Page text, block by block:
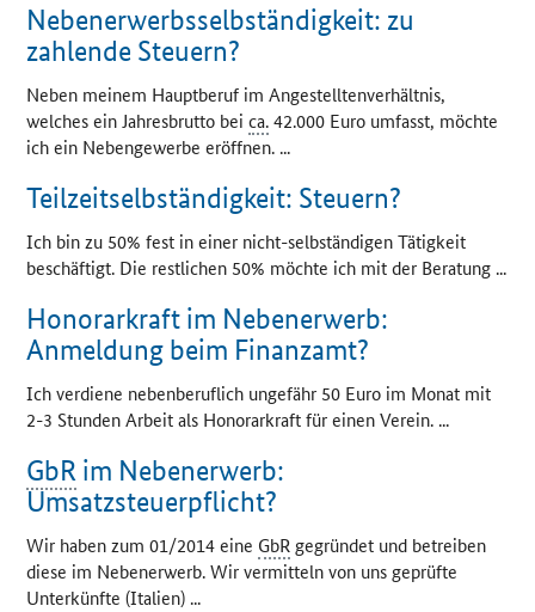
Nebenerwerbsselbständigkeit: zu
zahlende Steuern?
Neben meinem Hauptberuf im Angestelltenverhältnis,
welches ein Jahresbrutto beica.42.000 Euro umfasst, möchte
ich ein Nebengewerbe eröffnen. ...
Teilzeitselbständigkeit: Steuern?
Ich bin zu 50% fest in einer nicht-selbständigen Tätigkeit
beschäftigt. Die restlichen 50% möchte ich mit der Beratung ...
Honorarkraft im Nebenerwerb:
Anmeldung beim Finanzamt?
Ich verdiene nebenberuflich ungefähr 50 Euro im Monat mit
2-3 Stunden Arbeit als Honorarkraft für einen Verein. ...
GbR im Nebenerwerb:
Umsatzsteuerpflicht?
Wir haben zum 01/2014 eine GbRgegründet und betreiben
diese im Nebenerwerb. Wir vermitteln von uns geprüfte
Unterkünfte (Italien) ...